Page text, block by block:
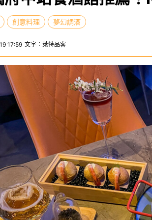
創意料理 夢幻調酒
17:59 文字：萊特品客